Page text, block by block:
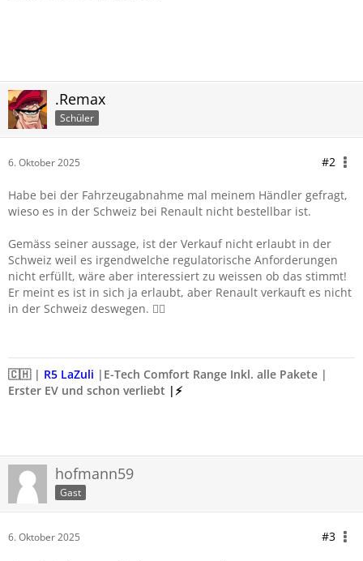
.Remax
Schüler
6. Oktober 2025 #2
Habe bei der Fahrzeugabnahme mal meinem Händler gefragt,
wieso es in der Schweiz bei Renault nicht bestellbar ist.
Gemäss seiner aussage, ist der Verkauf nicht erlaubt in der
Schweiz weil es irgendwelche regulatorische Anforderungen
nicht erfüllt, wäre aber interessiert zu weissen ob das stimmt!
Er meint es ist in sich ja erlaubt, aber Renault verkauft es nicht
in der Schweiz deswegen. 🤷‍♂️
🇨🇭| R5 LaZuli | E-Tech Comfort Range Inkl. alle Pakete |
Erster EV und schon verliebt |⚡️
hofmann59
Gast
6. Oktober 2025 #3